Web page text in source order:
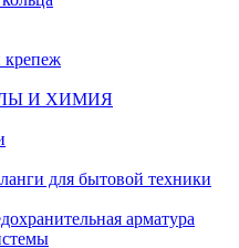
крепеж
И ХИМИЯ
для бытовой техники
арматура